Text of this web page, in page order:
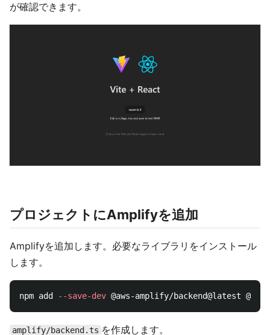
が確認できます。
プロジェクトにAmplifyを追加
Amplifyを追加します。必要なライブラリをインストール
します。
npm add --save-dev
amplify/backend.ts を作成します。